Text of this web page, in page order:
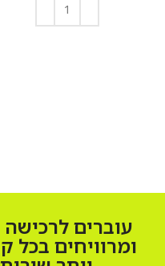
עוברים
ומרוויחים בכל